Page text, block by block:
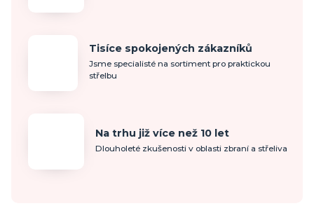
Tisíce spokojených zákazníků
Jsme specialisté na sortiment pro praktickou
střelbu
Na trhu již více než 10 let
Dlouholeté zkušenosti v oblasti zbraní a střeliva